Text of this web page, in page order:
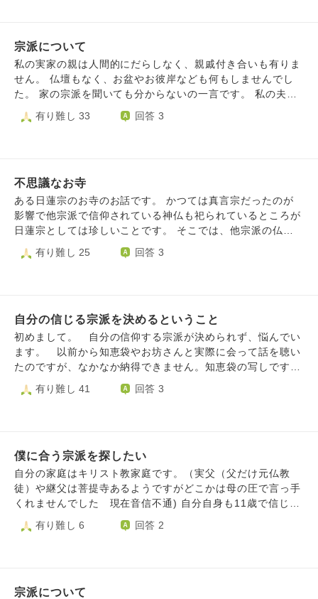
きですし、般若心経やお地蔵さまのご真言に心が安らぎま
す。 反面、これら他宗派のお経やご真言を心の中でも唱え
ることは罰当たりな気もしています。 将来は、ひとりぼっ
ちは嫌なので夫と同じお墓に入りたいです。 慣れ親しんだ
になりたい⋯こんな私は将来成仏できますか？ 他宗派のお
宗派について
私の実家の親は人間的にだらしなく、親戚付き合いも有りま
せん。 仏壇もなく、お盆やお彼岸なども何もしませんでし
た。 家の宗派を聞いても分からないの一言です。 私の夫の
両親は、特殊な宗教を信仰しており、私も夫もその宗教を信
仰したくない考えです。夫も以前の宗派が分からない状態で
いのですが、勝手に信仰しても大丈夫でしょうか？真言宗の
お寺に相談に行った方が良いでしょうか？ また、お寺で空
海様や覚鑁様の勉強会など行っている所など有りますでしょ
うか？ 個人的には真言宗のお坊さんの勉強などもしたいと
有り難し 33 回答 3
不思議なお寺
ある日蓮宗のお寺のお話です。 かつては真言宗だったのが
影響で他宗派で信仰されている神仏も祀られているところが
日蓮宗としては珍しいことです。 そこでは、他宗派の仏具
や他宗派で信仰されている仏像、他宗派の位牌の開眼供養も
引き受けて下さいます。 例えば、法華経による木剣加持で
私は真言宗の信者ですが、他宗派のお寺や他宗派で開眼され
た仏像も金剛合掌をして真言を唱えていましたが、後からな
んだか気になり始めました。
有り難し 25 回答 3
自分の信じる宗派を決めるということ
初めまして。 自分の信仰する宗派が決められず、悩んでい
ます。 以前から知恵袋やお坊さんと実際に会って話を聴い
たのですが、なかなか納得できません。知恵袋の写しですが
ご指南頂けたら幸いです。 私は信州住みの高校生で、家
の宗派は浄土宗西山派(亡き祖父が山寺の住職だった)で母方
いと感じています。空海様、良忍様、明恵様、覚鑁様、道範
様、木食弾誓様、弁栄様などを尊敬、教えを学びたいと思っ
ています。 実は以前大正大学への進学計画がありました。
近所の天台寺に弟子入りするか、母方の智山寺へお願いし
度は見送りました。結局、•興味があるだけでは食べていけ
た。 興味のあるジャンルはかなり絞れていて、各宗派の教
有り難し 41 回答 3
僕に合う宗派を探したい
自分の家庭はキリスト教家庭です。（実父（父だけ元仏教
徒）や継父は菩提寺あるようですがどこかは母の圧で言っ手
くれませんでした 現在音信不通) 自分自身も11歳で信じて
いましたが、うちの家庭が信じやすい家庭だからって牧師達
がやりたい放題にめちゃくちゃな制限や指導（学校関係など
たアニメの「一休さん」や京都奈良の修学旅行を通して仏教
有り難し 6 回答 2
宗派について